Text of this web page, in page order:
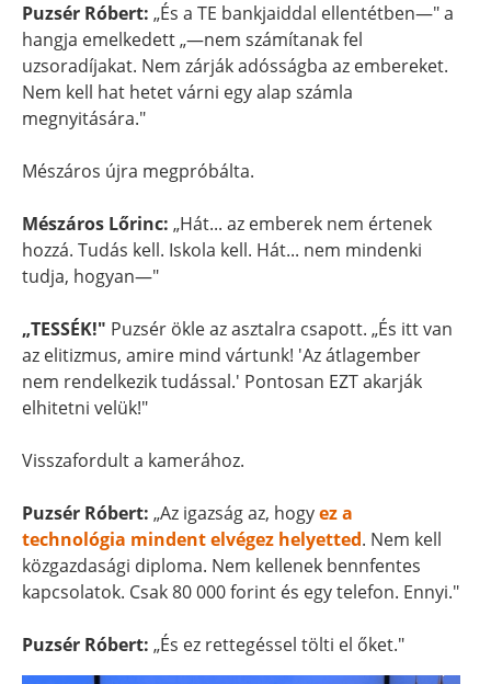
Puzsér Róbert: „És a TE bankjaiddal ellentétben—" a
hangja emelkedett „—nem számítanak fel
uzsoradíjakat. Nem zárják adósságba az embereket.
Nem kell hat hetet várni egy alap számla
megnyitására."
Mészáros újra megpróbálta.
Mészáros Lőrinc: „Hát... az emberek nem értenek
hozzá. Tudás kell. Iskola kell. Hát... nem mindenki
tudja, hogyan—"
„TESSÉK!" Puzsér ökle az asztalra csapott. „És itt van
az elitizmus, amire mind vártunk! 'Az átlagember
nem rendelkezik tudással.' Pontosan EZT akarják
elhitetni velük!"
Visszafordult a kamerához.
Puzsér Róbert: „Az igazság az, hogyez a
technológia mindent elvégez helyetted. Nem kell
közgazdasági diploma. Nem kellenek bennfentes
kapcsolatok. Csak 80 000 forint és egy telefon. Ennyi."
Puzsér Róbert: „És ez rettegéssel tölti el őket."